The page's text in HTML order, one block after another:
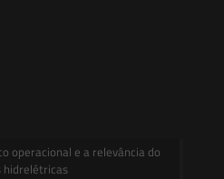
operacional e a relevância do
hidrelétricas